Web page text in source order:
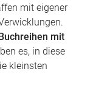
mit eigener
Buchreihen mit
es, in diese
kleinsten